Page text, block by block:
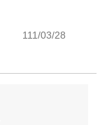
111/03/28